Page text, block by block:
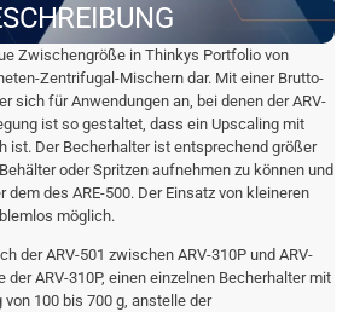
Zwischengröße in Thinkys Portfolio von
Zentrifugal-Mischern dar. Mit einer Brutto-
sich für Anwendungen an, bei denen der ARV-
ist so gestaltet, dass ein Upscaling mit
ist. Der Becherhalter ist entsprechend größer
oder Spritzen aufnehmen zu können und
des ARE-500. Der Einsatz von kleineren
möglich.
der ARV-501 zwischen ARV-310P und ARV-
der ARV-310P, einen einzelnen Becherhalter mit
100 bis 700 g, anstelle der